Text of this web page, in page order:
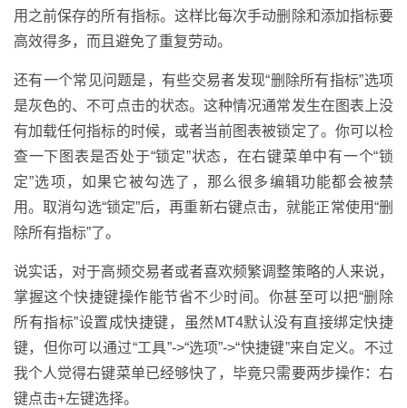
用之前保存的所有指标。这样比每次手动删除和添加指标要
高效得多，而且避免了重复劳动。
还有一个常见问题是，有些交易者发现“删除所有指标”选项
是灰色的、不可点击的状态。这种情况通常发生在图表上没
有加载任何指标的时候，或者当前图表被锁定了。你可以检
查一下图表是否处于“锁定”状态，在右键菜单中有一个“锁
定”选项，如果它被勾选了，那么很多编辑功能都会被禁
用。取消勾选“锁定”后，再重新右键点击，就能正常使用“删
除所有指标”了。
说实话，对于高频交易者或者喜欢频繁调整策略的人来说，
掌握这个快捷键操作能节省不少时间。你甚至可以把“删除
所有指标”设置成快捷键，虽然MT4默认没有直接绑定快捷
键，但你可以通过“工具”->“选项”->“快捷键”来自定义。不过
我个人觉得右键菜单已经够快了，毕竟只需要两步操作：右
键点击+左键选择。